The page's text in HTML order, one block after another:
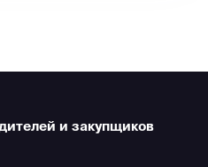
и закупщиков